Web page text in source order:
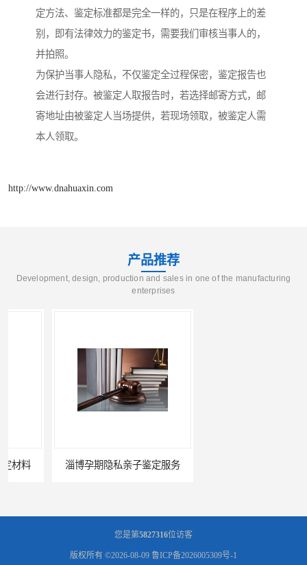
定方法、鉴定标准都是完全一样的，只是在程序上的差
别，即有法律效力的鉴定书，需要我们审核当事人的，
并拍照。
为保护当事人隐私，不仅鉴定全过程保密，鉴定报告也
会进行封存。被鉴定人取报告时，若选择邮寄方式，邮
寄地址由被鉴定人当场提供，若现场领取，被鉴定人需
本人领取。
http://www.dnahuaxin.com
产品推荐
Development, design, production and sales in one of the manufacturing
enterprises
淄博孕期隐私亲子鉴定服务 东营隐私隐私亲子鉴定费用
您是第5827316位访客
版权所有 ©2026-08-09 鲁ICP备2026005309号-1